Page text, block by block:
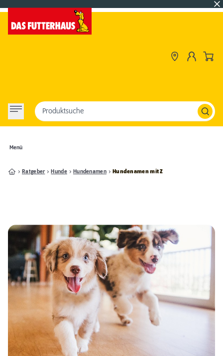
Menü
Produktsuche
Ratgeber Hunde Hundenamen Hundenamen mit Z